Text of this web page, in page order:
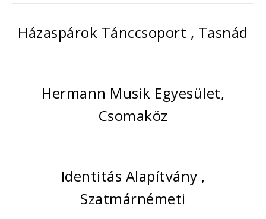
Házaspárok Tánccsoport , Tasnád
Hermann Musik Egyesület,
Csomaköz
Identitás Alapítvány ,
Szatmárnémeti